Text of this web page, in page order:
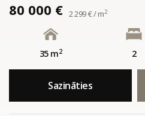
80 000 € 2 299 € / m2
35 m2 2
Sazināties